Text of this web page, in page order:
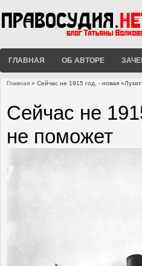
ГЛАВНАЯ ОБ АВТОРЕ
Главная » Сейчас не 1915 год, - новая
Сейчас не
не поможет